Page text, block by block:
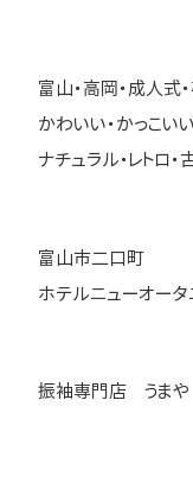
富山・高岡・成人式
かわいい・かっこい
ナチュラル・レトロ
富山市二口町
ホテルニューオータ
振袖専門店 うまや